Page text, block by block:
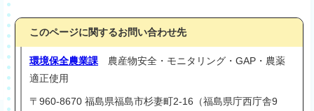
このページに関するお問い合わせ先
環境保全農業課 農産物安全・モニタリング・GAP・農薬
適正使用
〒960-8670 福島県福島市杉妻町2-16（福島県庁西庁舎9